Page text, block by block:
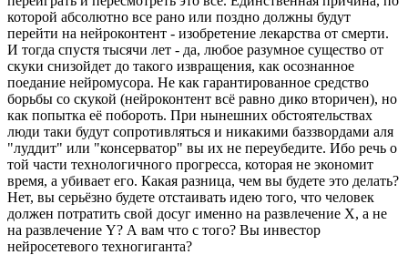
которой абсолютно все рано или поздно должны будут
перейти на нейроконтент - изобретение лекарства от смерти.
И тогда спустя тысячи лет - да, любое разумное существо от
скуки снизойдет до такого извращения, как осознанное
поедание нейромусора. Не как гарантированное средство
борьбы со скукой (нейроконтент всё равно дико вторичен), но
как попытка её побороть. При нынешних обстоятельствах
люди таки будут сопротивляться и никакими баззвордами аля
"луддит" или "консерватор" вы их не переубедите. Ибо речь о
той части технологичного прогресса, которая не экономит
время, а убивает его. Какая разница, чем вы будете это делать?
Нет, вы серьёзно будете отстаивать идею того, что человек
должен потратить свой досуг именно на развлечение Х, а не
на развлечение Y? А вам что с того? Вы инвестор
нейросетевого техногиганта?